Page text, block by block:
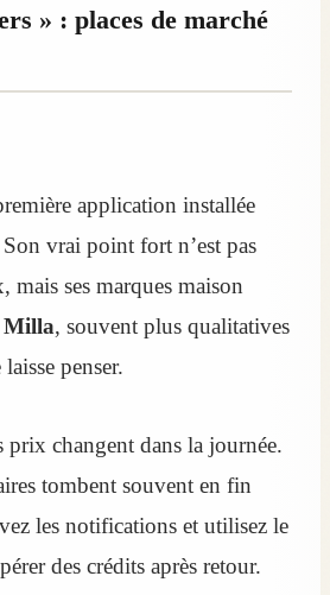
» : places de marché
application installée
vrai point fort n’est pas
mais ses marques maison
Milla, souvent plus qualitatives
penser.
prix changent dans la journée.
tombent souvent en fin
les notifications et utilisez le
des crédits après retour.